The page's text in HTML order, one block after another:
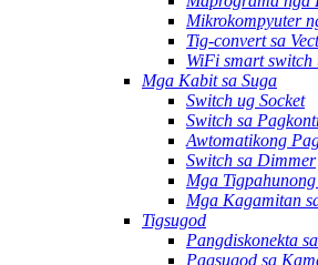
Mikrokompyuter
Tig-convert sa
WiFi smart switch
Mga Kabit sa Suga
Switch ug Socket
Switch sa
Awtomatikong
Switch sa Dimmer
Mga
Mga Kagamitan
Tigsugod
Pangdiskonekta
Pagsugod sa